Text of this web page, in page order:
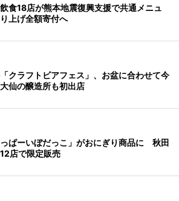
食18店が熊本地震復興支援で共通メニュ
上げ全額寄付へ
クラフトビアフェス」、お盆に合わせて今
仙の醸造所も初出店
っぱーいぼだっこ」がおにぎり商品に 秋田
店で限定販売